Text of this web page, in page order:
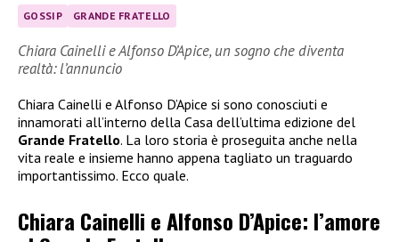
GOSSIP GRANDE FRATELLO
Chiara Cainelli e Alfonso D’Apice, un sogno che diventa
realtà: l’annuncio
Chiara Cainelli e Alfonso D’Apice si sono conosciuti e
innamorati all’interno della Casa dell’ultima edizione del
Grande Fratello. La loro storia è proseguita anche nella
vita reale e insieme hanno appena tagliato un traguardo
importantissimo. Ecco quale.
Chiara Cainelli e Alfonso D’Apice: l’amore